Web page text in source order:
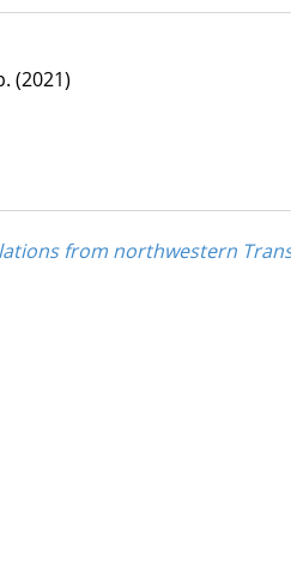
(2021)
from northwestern